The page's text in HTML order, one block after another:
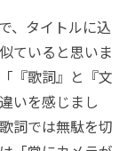
、タイトルに込
ていると思いま
『歌詞』と『文
いを感じまし
詞では無駄を切